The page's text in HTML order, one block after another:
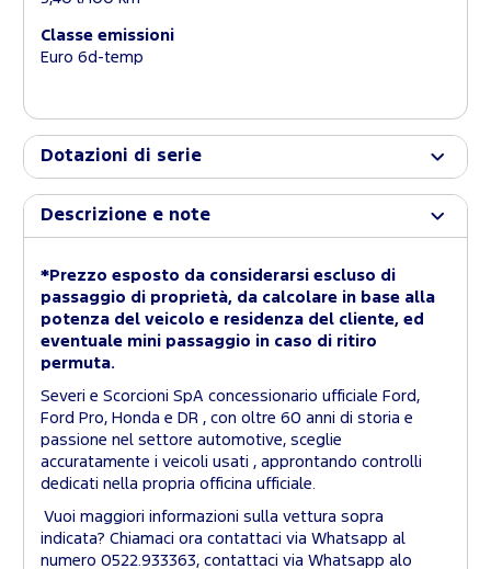
Classe emissioni
Euro 6d-temp
Dotazioni di serie
Descrizione e note
*Prezzo esposto da considerarsi escluso di
passaggio di proprietà, da calcolare in base alla
potenza del veicolo e residenza del cliente, ed
eventuale mini passaggio in caso di ritiro
permuta.
Severi e Scorcioni SpA concessionario ufficiale Ford,
Ford Pro, Honda e DR , con oltre 60 anni di storia e
passione nel settore automotive, sceglie
accuratamente i veicoli usati , approntando controlli
dedicati nella propria officina ufficiale.
Vuoi maggiori informazioni sulla vettura sopra
indicata? Chiamaci ora contattaci via Whatsapp al
numero 0522.933363, contattaci via Whatsapp alo